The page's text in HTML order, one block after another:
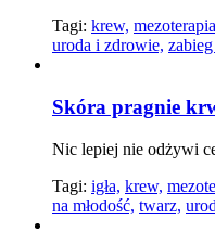
Tagi: krew,
uroda i zdrowie,
Skóra pragnie
Nic lepiej nie odżywi
Tagi: igła, krew,
na młodość, twarz,